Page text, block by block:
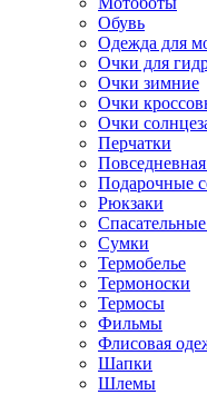
Обувь
Одежда для
Очки для
Очки зимние
Очки
Очки
Перчатки
Подарочные
Рюкзаки
Сумки
Термобелье
Термоноски
Термосы
Фильмы
Флисовая
Шапки
Шлемы